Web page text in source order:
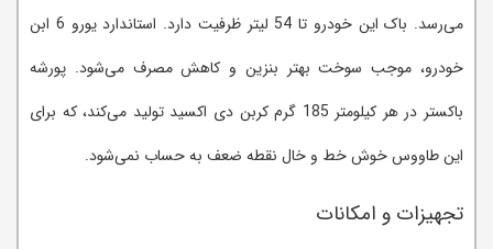
می‌رسد. باک این خودرو تا 54 لیتر ظرفیت دارد. استاندارد یورو 6 ابن
خودرو، موجب سوخت بهتر بنزین و کاهش مصرف می‌شود. پورشه
باکستر در هر کیلومتر 185 گرم کربن دی اکسید تولید می‌کند، که برای
این طاووس خوش خط و خال نقطه ضعف به حساب نمی‌شود.
تجهیزات و امکانات